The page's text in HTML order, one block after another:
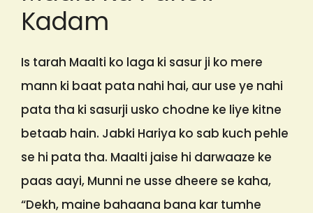
Kadam
Is tarah Maalti ko laga ki sasur ji ko mere
mann ki baat pata nahi hai, aur use ye nahi
pata tha ki sasurji usko chodne ke liye kitne
betaab hain. Jabki Hariya ko sab kuch pehle
se hi pata tha. Maalti jaise hi darwaaze ke
paas aayi, Munni ne usse dheere se kaha,
“Dekh, maine bahaana bana kar tumhe